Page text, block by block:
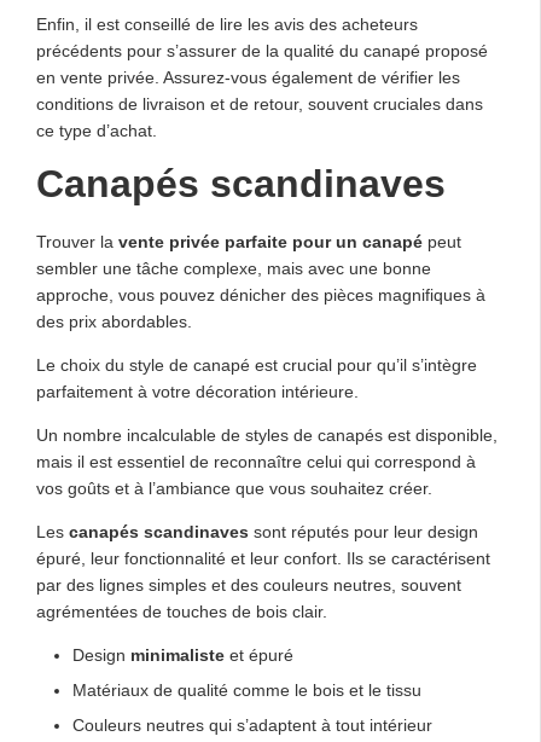
Enfin, il est conseillé de lire les avis des acheteurs
précédents pour s’assurer de la qualité du canapé proposé
en vente privée. Assurez-vous également de vérifier les
conditions de livraison et de retour, souvent cruciales dans
ce type d’achat.
Canapés scandinaves
Trouver la vente privée parfaite pour un canapé peut
sembler une tâche complexe, mais avec une bonne
approche, vous pouvez dénicher des pièces magnifiques à
des prix abordables.
Le choix du style de canapé est crucial pour qu’il s’intègre
parfaitement à votre décoration intérieure.
Un nombre incalculable de styles de canapés est disponible,
mais il est essentiel de reconnaître celui qui correspond à
vos goûts et à l’ambiance que vous souhaitez créer.
Les canapés scandinaves sont réputés pour leur design
épuré, leur fonctionnalité et leur confort. Ils se caractérisent
par des lignes simples et des couleurs neutres, souvent
agrémentées de touches de bois clair.
Design minimaliste et épuré
Matériaux de qualité comme le bois et le tissu
Couleurs neutres qui s’adaptent à tout intérieur